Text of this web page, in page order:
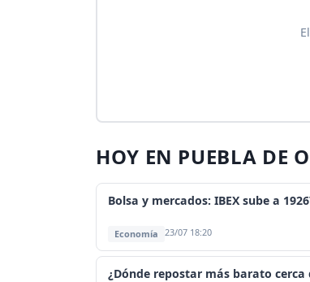
HOY EN PUEBLA DE
Bolsa y mercados: IBEX sube a
Economía 23/07 18:20
¿Dónde repostar más barato cerca